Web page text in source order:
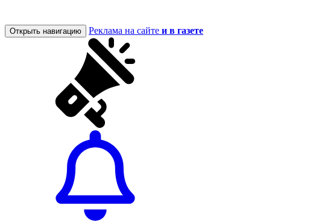
Открыть навигацию Реклама на сайте и в газете